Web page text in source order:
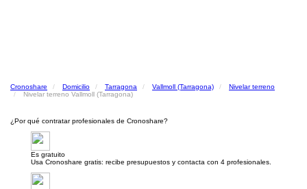
Cronoshare Domicilio Tarragona Vallmoll (Tarragona)
Nivelar terreno
Nivelar terreno Vallmoll (Tarragona)
¿Por qué contratar profesionales de Cronoshare?
Es gratuito
Usa Cronoshare gratis: recibe presupuestos y contacta con 4 profesionales.